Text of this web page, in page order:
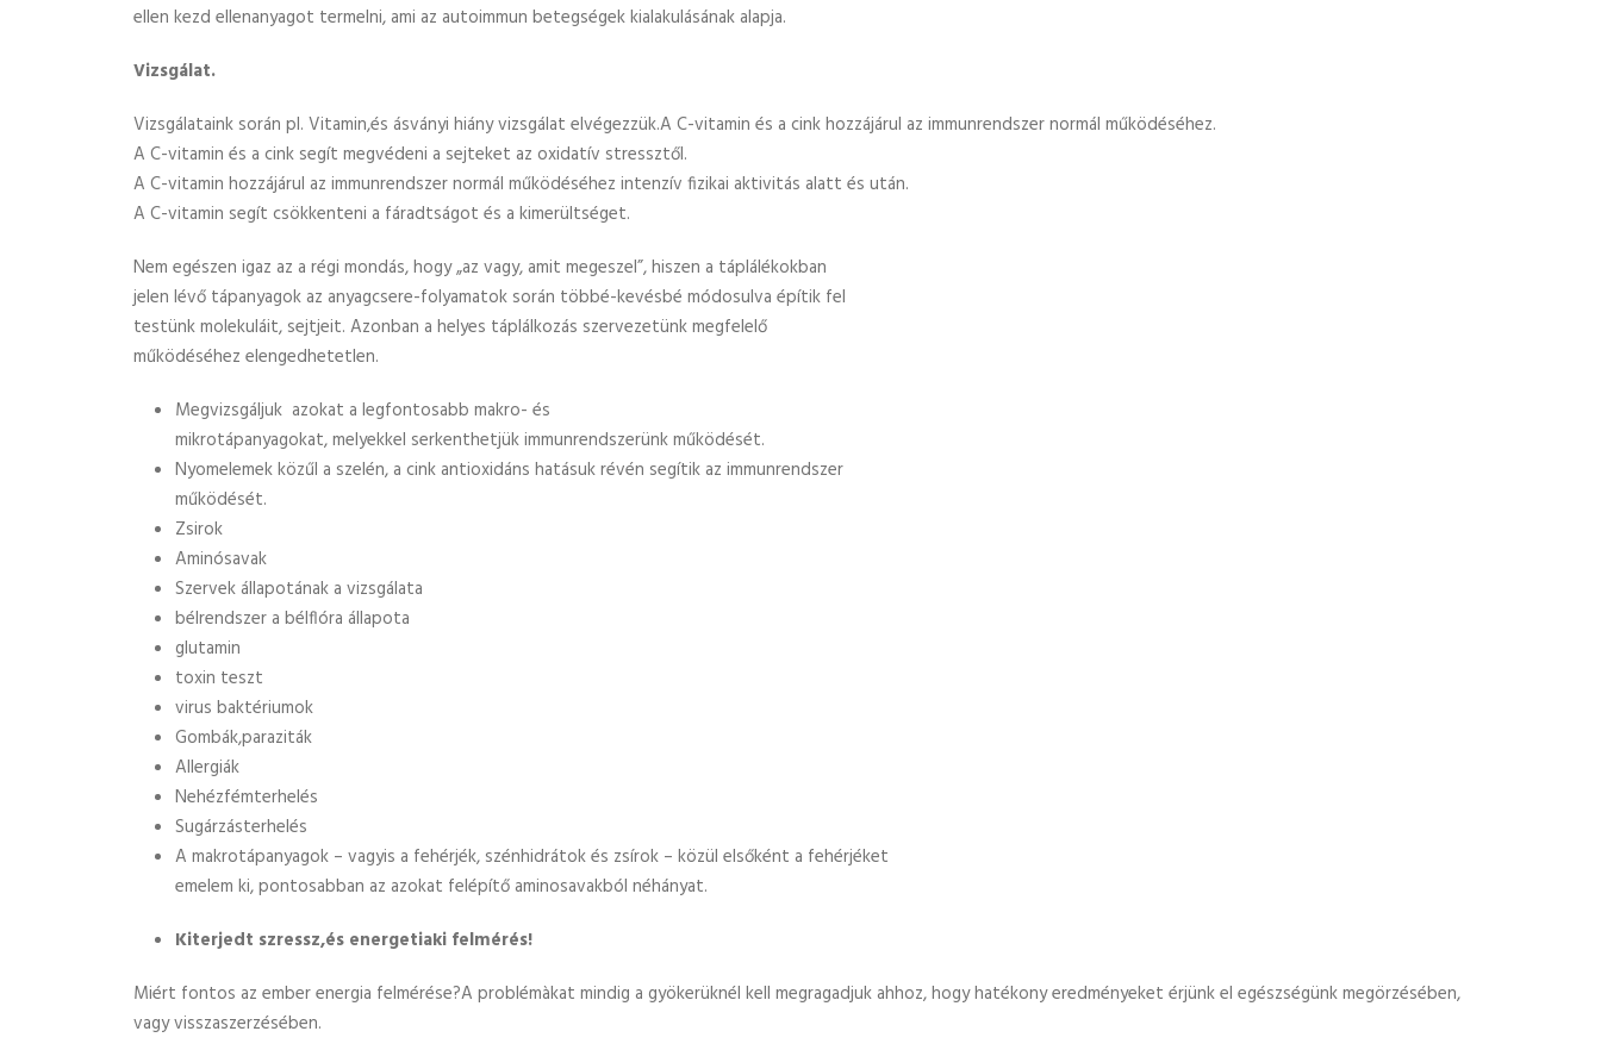
ellen kezd ellenanyagot termelni, ami az autoimmun betegségek kialakulásának alapja.
Vizsgálat.
Vizsgálataink során pl. Vitamin,és ásványi hiány vizsgálat elvégezzük.A C-vitamin és a cink hozzájárul az immunrendszer normál működéséhez.
A C-vitamin és a cink segít megvédeni a sejteket az oxidatív stressztől.
A C-vitamin hozzájárul az immunrendszer normál működéséhez intenzív fizikai aktivitás alatt és után.
A C-vitamin segít csökkenteni a fáradtságot és a kimerültséget.
Nem egészen igaz az a régi mondás, hogy „az vagy, amit megeszel”, hiszen a táplálékokban
jelen lévő tápanyagok az anyagcsere-folyamatok során többé-kevésbé módosulva építik fel
testünk molekuláit, sejtjeit. Azonban a helyes táplálkozás szervezetünk megfelelő
működéséhez elengedhetetlen.
Megvizsgáljuk azokat a legfontosabb makro- és
mikrotápanyagokat, melyekkel serkenthetjük immunrendszerünk működését.
Nyomelemek közűl a szelén, a cink antioxidáns hatásuk révén segítik az immunrendszer
működését.
Zsirok
Aminósavak
Szervek állapotának a vizsgálata
bélrendszer a bélflóra állapota
glutamin
toxin teszt
virus baktériumok
Gombák,paraziták
Allergiák
Nehézfémterhelés
Sugárzásterhelés
A makrotápanyagok – vagyis a fehérjék, szénhidrátok és zsírok – közül elsőként a fehérjéket
emelem ki, pontosabban az azokat felépítő aminosavakból néhányat.
Kiterjedt szressz,és energetiaki felmérés!
Miért fontos az ember energia felmérése?A problémàkat mindig a gyökerüknél kell megragadjuk ahhoz, hogy hatékony eredményeket érjünk el egészségünk megörzésében,
vagy visszaszerzésében.